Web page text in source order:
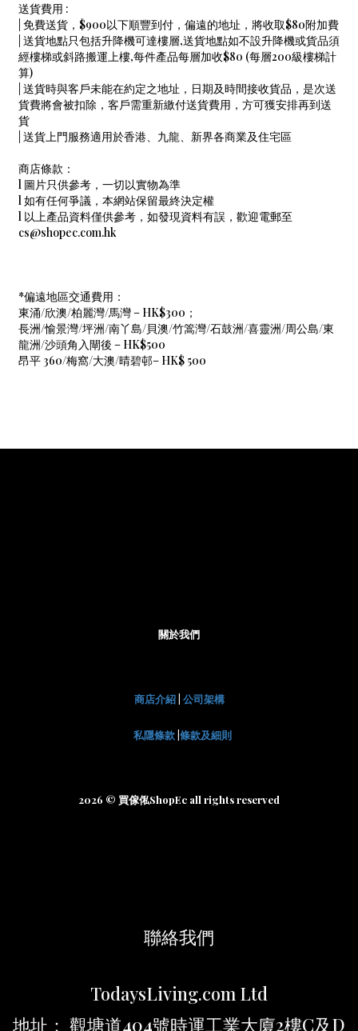
送貨費用 :
| 免費送貨，$900以下順豐到付，偏遠的地址，將收取$80附加費
| 送貨地點只包括升降機可達樓層,送貨地點如不設升降機或貨品須
經樓梯或斜路搬運上樓,每件產品每層加收$80 (每層200級樓梯計
算)
| 送貨時與客戶未能在約定之地址，日期及時間接收貨品，是次送
貨費將會被扣除，客戶需重新繳付送貨費用，方可獲安排再到送
貨
| 送貨上門服務適用於香港、九龍、新界各商業及住宅區
商店條款：
l 圖片只供參考，一切以實物為準
l 如有任何爭議，本網站保留最終決定權
l 以上產品資料僅供參考，如發現資料有誤，歡迎電郵至
cs@shopec.com.hk
*偏遠地區交通費用：
東涌/欣澳/柏麗灣/馬灣 – HK$300；
長洲/愉景灣/坪洲/南丫島/貝澳/竹篙灣/石鼓洲/喜靈洲/周公島/東
龍洲/沙頭角入閘後 – HK$500
昂平 360/梅窩/大澳/晴碧邨– HK$ 500
關於我們
商店介紹| 公司架構
私隱條款 條款及細則
2026 © 買傢俬ShopEc all rights reserved
聯絡我們
TodaysLiving.com Ltd
地址： 觀塘道404號時運工業大廈2樓C及D